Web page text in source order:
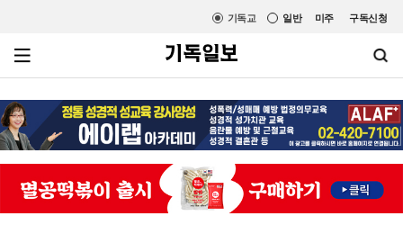
미주 구독신청
일반
기독교